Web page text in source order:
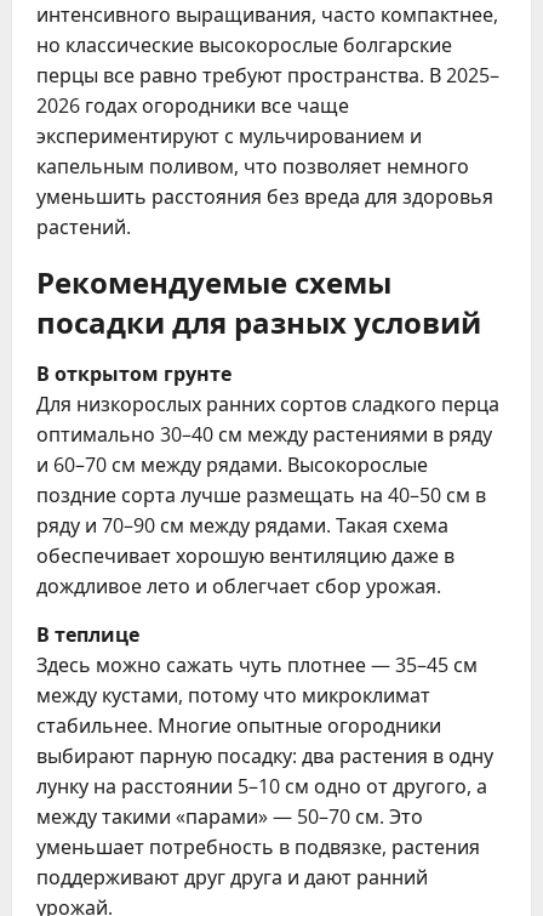
интенсивного выращивания, часто компактнее,
но классические высокорослые болгарские
перцы все равно требуют пространства. В 2025–
2026 годах огородники все чаще
экспериментируют с мульчированием и
капельным поливом, что позволяет немного
уменьшить расстояния без вреда для здоровья
растений.
Рекомендуемые схемы
посадки для разных условий
В открытом грунте
Для низкорослых ранних сортов сладкого перца
оптимально 30–40 см между растениями в ряду
и 60–70 см между рядами. Высокорослые
поздние сорта лучше размещать на 40–50 см в
ряду и 70–90 см между рядами. Такая схема
обеспечивает хорошую вентиляцию даже в
дождливое лето и облегчает сбор урожая.
В теплице
Здесь можно сажать чуть плотнее — 35–45 см
между кустами, потому что микроклимат
стабильнее. Многие опытные огородники
выбирают парную посадку: два растения в одну
лунку на расстоянии 5–10 см одно от другого, а
между такими «парами» — 50–70 см. Это
уменьшает потребность в подвязке, растения
поддерживают друг друга и дают ранний
урожай.